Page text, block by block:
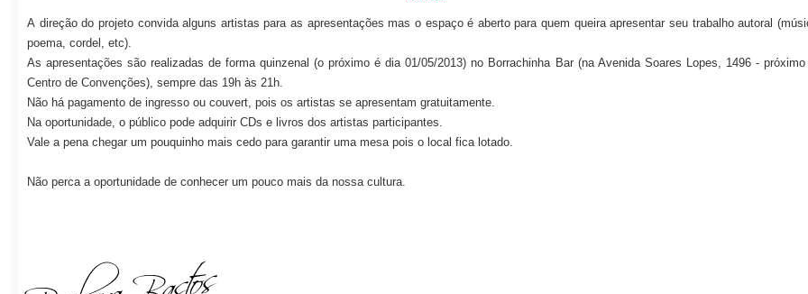
A direção do projeto convida alguns artistas para as apresentações mas o espaço é aberto para quem queira apresentar seu trabalho autoral
poema, cordel, etc).
As apresentações são realizadas de forma quinzenal (o próximo é dia 01/05/2013) no Borrachinha Bar (na Avenida Soares Lopes, 1496 - próximo
Centro de Convenções), sempre das 19h às 21h.
Não há pagamento de ingresso ou couvert, pois os artistas se apresentam gratuitamente.
Na oportunidade, o público pode adquirir CDs e livros dos artistas participantes.
Vale a pena chegar um pouquinho mais cedo para garantir uma mesa pois o local fica lotado.
Não perca a oportunidade de conhecer um pouco mais da nossa cultura.